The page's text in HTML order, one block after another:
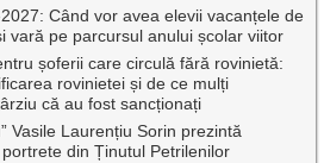
Când vor avea elevii vacanțele de
vară pe parcursul anului școlar viitor
șoferii care circulă fără rovinietă:
rovinietei și de ce mulți
că au fost sancționați
Vasile Laurențiu Sorin prezintă
din Ținutul Petrilenilor